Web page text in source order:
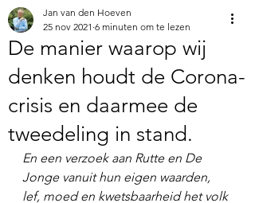
De manier waarop wij
denken houdt de Corona-
crisis en daarmee de
tweedeling in stand.
Jan van den Hoeven
25 nov 2021 6 minuten om te lezen
En een verzoek aan Rutte en De
Jonge vanuit hun eigen waarden,
lef, moed en kwetsbaarheid het volk